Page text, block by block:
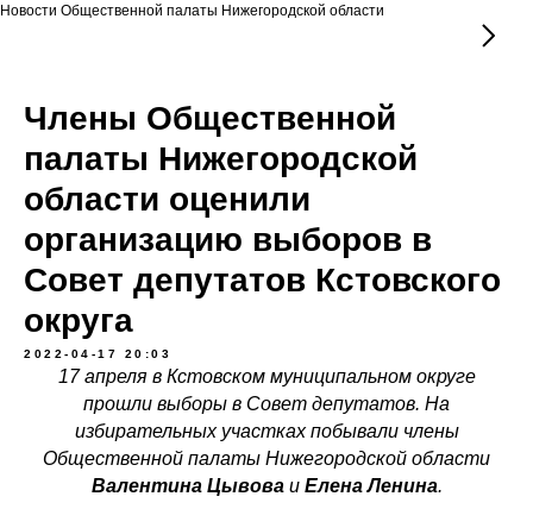
Новости Общественной палаты Нижегородской области
Члены Общественной
палаты Нижегородской
области оценили
организацию выборов в
Совет депутатов Кстовского
округа
2022-04-17 20:03
17 апреля в Кстовском муниципальном округе
прошли выборы в Совет депутатов. На
избирательных участках побывали члены
Общественной палаты Нижегородской области
Валентина Цывоваи Елена Ленина.